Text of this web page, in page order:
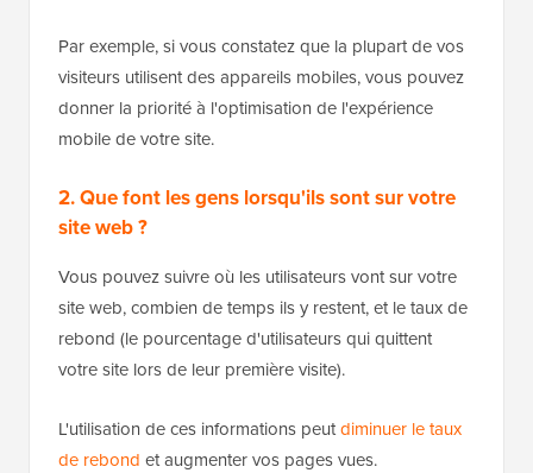
Par exemple, si vous constatez que la plupart de vos
visiteurs utilisent des appareils mobiles, vous pouvez
donner la priorité à l'optimisation de l'expérience
mobile de votre site.
2. Que font les gens lorsqu'ils sont sur votre
site web ?
Vous pouvez suivre où les utilisateurs vont sur votre
site web, combien de temps ils y restent, et le taux de
rebond (le pourcentage d'utilisateurs qui quittent
votre site lors de leur première visite).
L'utilisation de ces informations peutdiminuer le taux
de rebond et augmenter vos pages vues.